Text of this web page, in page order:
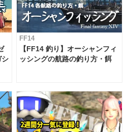
シ
FF14
【FF14 釣り】オーシャンフィ
ッシングの航路の釣り方・餌